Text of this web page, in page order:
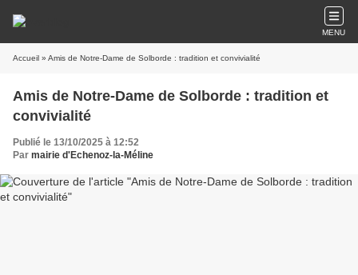
MENU
Accueil » Amis de Notre-Dame de Solborde : tradition et convivialité
Amis de Notre-Dame de Solborde : tradition et
convivialité
Publié le 13/10/2025 à 12:52
Par mairie d'Echenoz-la-Méline